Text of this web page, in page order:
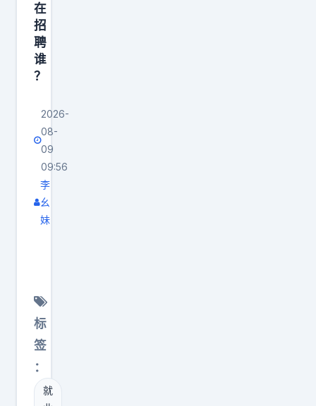
都
一
对
夫
开
车
进
货
时
，
看
老
人
艰
难
搬
在
招
聘
谁
？
2026-
08-
09
09:56
李
幺
妹
是
谁
在
聘
谁
标
签
：
就